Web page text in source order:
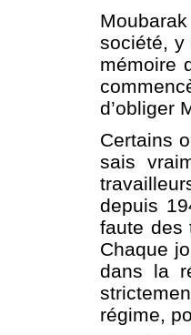
société, y
mémoire
d’obliger
Certains
sais
depuis
faute des
Chaque
dans la
régime,